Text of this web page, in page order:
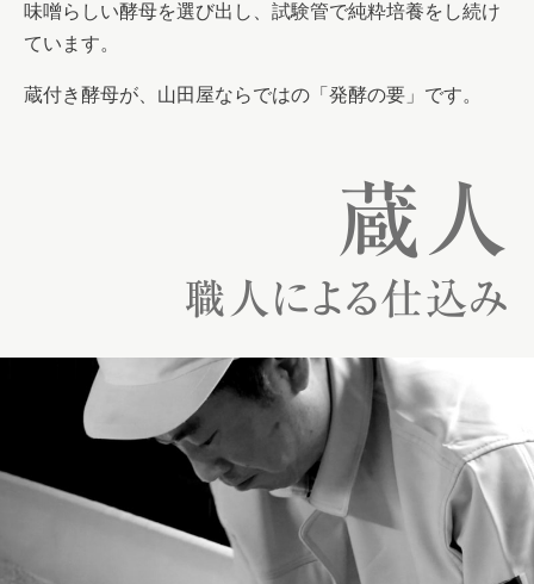
味噌らしい酵母を選び出し、試験管で純粋培養をし続け
ています。
蔵付き酵母が、山田屋ならではの「発酵の要」です。
蔵人
職人による仕込み